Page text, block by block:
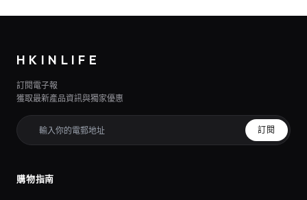
HKINLIFE
訂閱電子報
獲取最新產品資訊與獨家優惠
訂閱
購物指南